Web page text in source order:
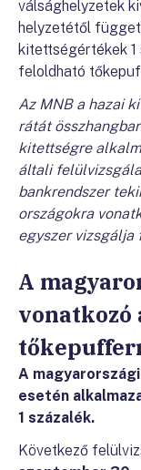
válsághelyzetek
helyzetétől
kitettségértékek
feloldható
Az MNB a hazai
rátát
kitettségre
általi
bankrendszer
országokra
egyszer vizsgálja
A
A
esetén
1 százalék.
Következő